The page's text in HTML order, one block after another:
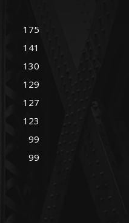
175
141
130
129
127
123
99
99